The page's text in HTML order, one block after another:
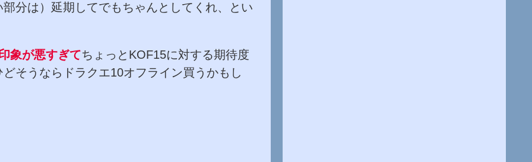
分は）延期してでもちゃんとしてくれ、とい
象が悪すぎてちょっとKOF15に対する期待度
そうならドラクエ10オフライン買うかもし